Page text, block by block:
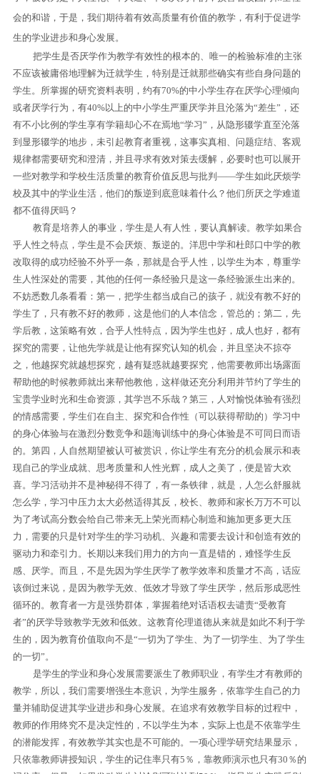
会的和谐，于是，我们期待着有效高质量有价值的教学，有利于促进学
生的学业进步和身心发展。
把学生是否厌学作为教学有效性的根本的、唯一的检验标准的主张
不应该被庸俗地理解为迁就学生，特别是迁就那些确实有些自身问题的
学生。所掌握的研究资料表明， 约有70%的中小学生存在厌学心理倾向
或者厌学行为，有40%以上的中小学生严重厌学并且沦落为“差生”，还
有不小比例的学生享有学籍却心不在焉地“学习”，从隐形辍学直至沦落
到显形辍学的地步，未引起教育者重视，这事实真相、问题症结、客观
规律都需要研究和澄清，并且寻求有效对策去缓解，必要时也可以展开
一些对教学和学校生活质量的教育价值反思与批判——学生如此厌烦学
校及其中的学业生活，他们的叛逆到底意味着什么？他们所厌之学难道
都不值得厌吗？
教育是培养人的事业，学生是人有人性，要认真解读。教学如果合
乎人性之特点，学生是不会厌烦、叛逆的。洋思中学和杜郎口中学的教
改取得的成功经验不外乎一条，那就是合乎人性，以学生为本，尊重学
生人性深处的需要，其他的任何一条经验只是这一条经验派生出来的。
不妨悉数几条看看：第一，把学生都当成自己的孩子，就没有教不好的
学生了，只有教不好的教师，这是他们的人本信念，管总的；第二，先
学后教，这策略有效，合乎人性特点，因为学生也好，成人也好，都有
探究的需要，让他先学就是让他有探究认知的机会，并且坚决不掠夺
之，他越探究就越想探究，越有疑惑就越要探究，他需要教师出场露面
帮助他的时候教师就出来帮他教他，这样做还充分利用并节约了学生的
宝贵学业时光和生命资源，其学岂不乐哉？第三，人对愉悦体验有强烈
的情感需要，学生们在自主、探究和合作性（可以获得帮助的）学习中
的身心体验与在激烈分数竞争和题海训练中的身心体验是不可同日而语
的。第四，人自然期望被认可被赏识，你让学生有充分的机会展示和表
现自己的学业成就、思考质量和人性光辉，成人之美了，便是皆大欢
喜。学习活动并不是神秘得不得了，有一条铁律，就是，人怎么舒服就
怎么学，学习中压力太大必然适得其反，校长、教师和家长万万不可以
为了考试高分数会给自己带来无上荣光而精心制造和施加更多更大压
力，需要的只是针对学生的学习动机、兴趣和需要去设计和创造有效的
驱动力和牵引力。长期以来我们用力的方向一直是错的，难怪学生反
感、厌学。而且，不是先因为学生厌学了教学效率和质量才不高，话应
该倒过来说，是因为教学无效、低效才导致了学生厌学，然后形成恶性
循环的。教育者一方是强势群体，掌握着绝对话语权去谴责“受教育
者”的厌学导致教学无效和低效。这教育伦理道德从来就是如此不利于学
生的，因为教育价值取向不是“一切为了学生、为了一切学生、为了学生
的一切”。
是学生的学业和身心发展需要派生了教师职业，有学生才有教师的
教学，所以，我们需要增强生本意识，为学生服务，依靠学生自己的力
量并辅助促进其学业进步和身心发展。在追求有效教学目标的过程中，
教师的作用终究不是决定性的，不以学生为本，实际上也是不依靠学生
的潜能发挥，有效教学其实也是不可能的。一项心理学研究结果显示，
只依靠教师讲授知识， 学生的记住率只有5 ％，靠教师演示也只有30 ％的